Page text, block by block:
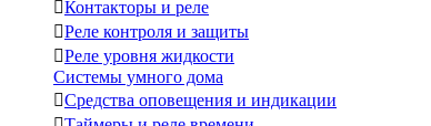
Контакторы и реле
Реле контроля и защиты
Реле уровня жидкости
Системы умного дома
Средства оповещения и индикации